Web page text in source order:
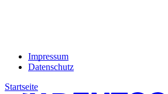
Impressum
Datenschutz
Startseite